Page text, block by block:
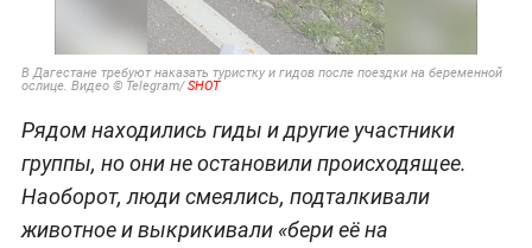
В Дагестане требуют наказать туристку и гидов после поездки на беременной
ослице. Видео © Telegram/SHOT
Рядом находились гиды и другие участники
группы, но они не остановили происходящее.
Наоборот, люди смеялись, подталкивали
животное и выкрикивали «бери её на